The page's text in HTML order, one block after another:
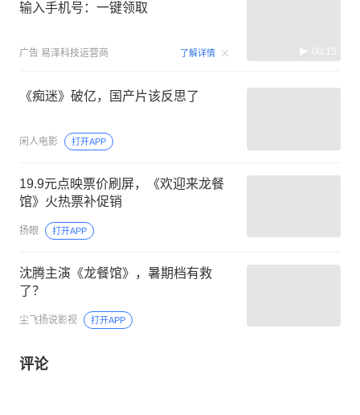
输入手机号：一键领取
广告 易泽科技运营商 了解详情 00:15
《痴迷》破亿，国产片该反思了
闲人电影 打开APP
19.9元点映票价刷屏，《欢迎来龙餐
馆》火热票补促销
扬眼 打开APP
沈腾主演《龙餐馆》，暑期档有救
了？
尘飞扬说影视 打开APP
评论